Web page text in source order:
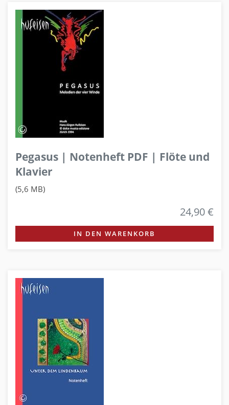
Pegasus | Notenheft PDF | Flöte und
Klavier
(5,6 MB)
24,90 €
IN DEN WARENKORB